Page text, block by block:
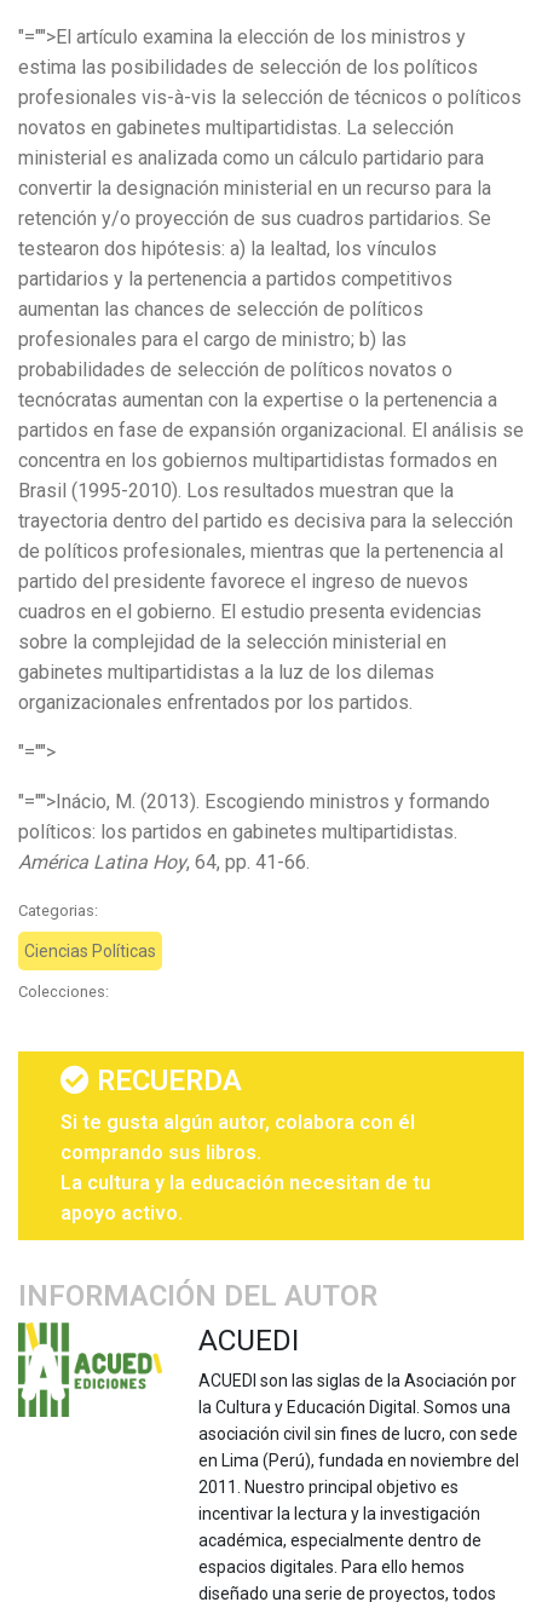
"="">El artículo examina la elección de los ministros y
estima las posibilidades de selección de los políticos
profesionales vis-à-vis la selección de técnicos o políticos
novatos en gabinetes multipartidistas. La selección
ministerial es analizada como un cálculo partidario para
convertir la designación ministerial en un recurso para la
retención y/o proyección de sus cuadros partidarios. Se
testearon dos hipótesis: a) la lealtad, los vínculos
partidarios y la pertenencia a partidos competitivos
aumentan las chances de selección de políticos
profesionales para el cargo de ministro; b) las
probabilidades de selección de políticos novatos o
tecnócratas aumentan con la expertise o la pertenencia a
partidos en fase de expansión organizacional. El análisis se
concentra en los gobiernos multipartidistas formados en
Brasil (1995-2010). Los resultados muestran que la
trayectoria dentro del partido es decisiva para la selección
de políticos profesionales, mientras que la pertenencia al
partido del presidente favorece el ingreso de nuevos
cuadros en el gobierno. El estudio presenta evidencias
sobre la complejidad de la selección ministerial en
gabinetes multipartidistas a la luz de los dilemas
organizacionales enfrentados por los partidos.
"="">
"="">Inácio, M. (2013). Escogiendo ministros y formando
políticos: los partidos en gabinetes multipartidistas.
América Latina Hoy, 64, pp. 41-66.
Categorias:
Ciencias Políticas
Colecciones:
RECUERDA
Si te gusta algún autor, colabora con él
comprando sus libros.
La cultura y la educación necesitan de tu
apoyo activo.
INFORMACIÓN DEL AUTOR
ACUEDI
ACUEDI son las siglas de la Asociación por
la Cultura y Educación Digital. Somos una
asociación civil sin fines de lucro, con sede
en Lima (Perú), fundada en noviembre del
2011. Nuestro principal objetivo es
incentivar la lectura y la investigación
académica, especialmente dentro de
espacios digitales. Para ello hemos
diseñado una serie de proyectos, todos